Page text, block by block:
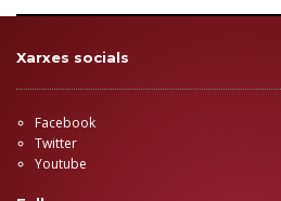
Xarxes socials
Facebook
Twitter
Youtube